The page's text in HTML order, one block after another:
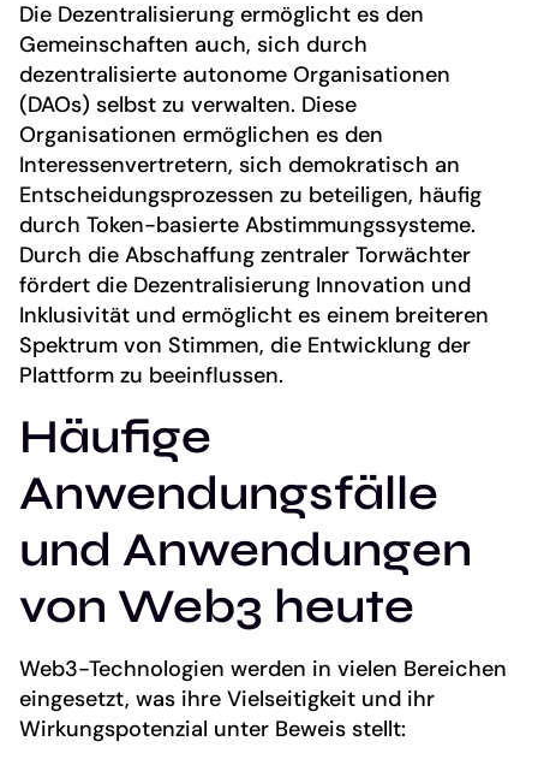
Die Dezentralisierung ermöglicht es den
Gemeinschaften auch, sich durch
dezentralisierte autonome Organisationen
(DAOs) selbst zu verwalten. Diese
Organisationen ermöglichen es den
Interessenvertretern, sich demokratisch an
Entscheidungsprozessen zu beteiligen, häufig
durch Token-basierte Abstimmungssysteme.
Durch die Abschaffung zentraler Torwächter
fördert die Dezentralisierung Innovation und
Inklusivität und ermöglicht es einem breiteren
Spektrum von Stimmen, die Entwicklung der
Plattform zu beeinflussen.
Häufige
Anwendungsfälle
und Anwendungen
von Web3 heute
Web3-Technologien werden in vielen Bereichen
eingesetzt, was ihre Vielseitigkeit und ihr
Wirkungspotenzial unter Beweis stellt: